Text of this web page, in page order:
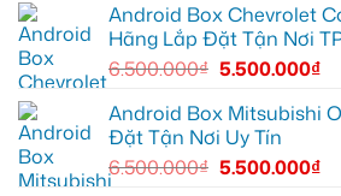
xem
YouTube
dẫn
đường
tại
Quận
nâng
cao
trải
nghiệm
lái
Android
box
Geely
EX2
ở
Hóc
Môn
để
xe
thoải
Android Box Chevrolet
Hãng Lắp Đặt Tận Nơi
6.500.000₫ 5.500.000₫
Android Box Mitsubishi
Đặt Tận Nơi Uy Tín
6.500.000₫ 5.500.000₫